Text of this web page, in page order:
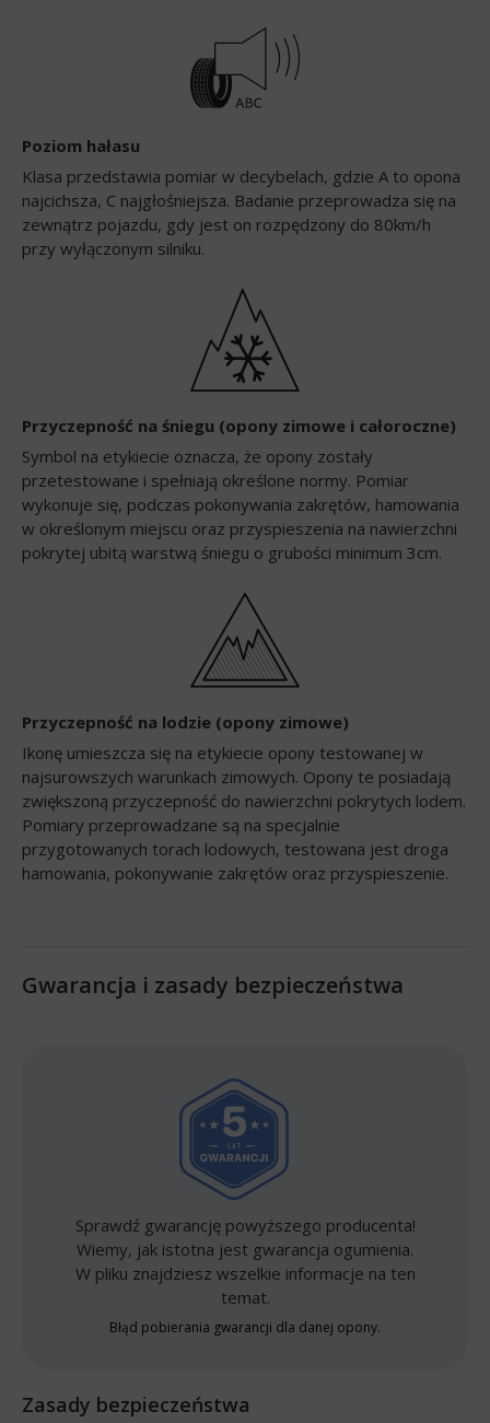
Poziom hałasu
Klasa przedstawia pomiar w decybelach, gdzie A to opona
najcichsza, C najgłośniejsza. Badanie przeprowadza się na
zewnątrz pojazdu, gdy jest on rozpędzony do 80km/h
przy wyłączonym silniku.
Przyczepność na śniegu (opony zimowe i całoroczne)
Symbol na etykiecie oznacza, że opony zostały
przetestowane i spełniają określone normy. Pomiar
wykonuje się, podczas pokonywania zakrętów, hamowania
w określonym miejscu oraz przyspieszenia na nawierzchni
pokrytej ubitą warstwą śniegu o grubości minimum 3cm.
Przyczepność na lodzie (opony zimowe)
Ikonę umieszcza się na etykiecie opony testowanej w
najsurowszych warunkach zimowych. Opony te posiadają
zwiększoną przyczepność do nawierzchni pokrytych lodem.
Pomiary przeprowadzane są na specjalnie
przygotowanych torach lodowych, testowana jest droga
hamowania, pokonywanie zakrętów oraz przyspieszenie.
Gwarancja i zasady bezpieczeństwa
Sprawdź gwarancję powyższego producenta!
Wiemy, jak istotna jest gwarancja ogumienia.
W pliku znajdziesz wszelkie informacje na ten
temat.
Błąd pobierania gwarancji dla danej opony.
Zasady bezpieczeństwa